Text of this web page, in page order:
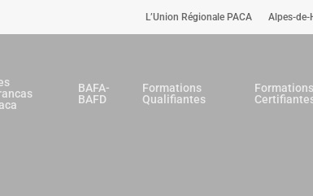
L’Union Régionale PACA Alpes-de-
BAFA-
BAFD
Formations
Qualifiantes
Formations